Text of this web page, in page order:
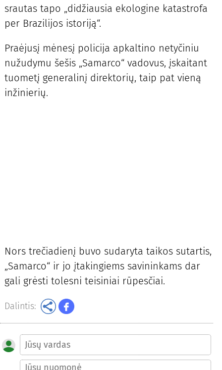
srautas tapo „didžiausia ekologine katastrofa
per Brazilijos istoriją“.
Praėjusį mėnesį policija apkaltino netyčiniu
nužudymu šešis „Samarco“ vadovus, įskaitant
tuometį generalinį direktorių, taip pat vieną
inžinierių.
Nors trečiadienį buvo sudaryta taikos sutartis,
„Samarco“ ir jo įtakingiems savininkams dar
gali grėsti tolesni teisiniai rūpesčiai.
Dalintis: